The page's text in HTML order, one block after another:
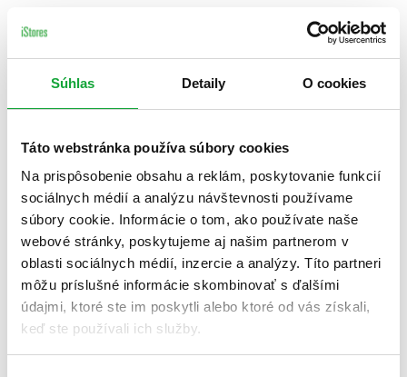
Súhlas Detaily O cookies
Táto webstránka používa súbory cookies
Na prispôsobenie obsahu a reklám, poskytovanie funkcií
sociálnych médií a analýzu návštevnosti používame
súbory cookie. Informácie o tom, ako používate naše
webové stránky, poskytujeme aj našim partnerom v
oblasti sociálnych médií, inzercie a analýzy. Títo partneri
môžu príslušné informácie skombinovať s ďalšími
údajmi, ktoré ste im poskytli alebo ktoré od vás získali,
keď ste používali ich služby.